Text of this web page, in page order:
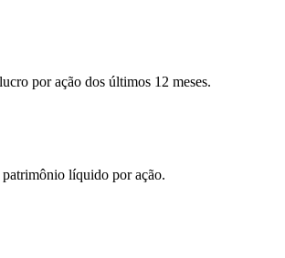
por ação dos últimos 12 meses.
patrimônio líquido por ação.